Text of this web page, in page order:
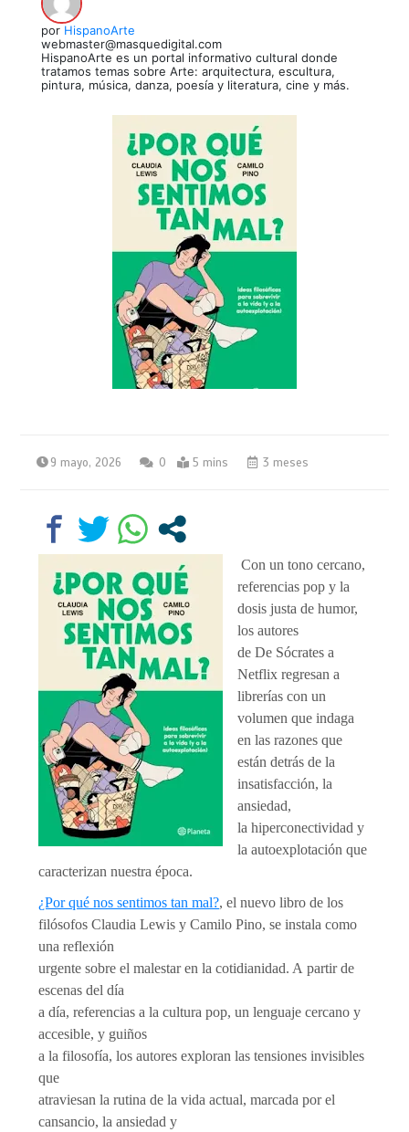
por HispanoArte
webmaster@masquedigital.com
HispanoArte es un portal informativo cultural donde
tratamos temas sobre Arte: arquitectura, escultura,
pintura, música, danza, poesía y literatura, cine y más.
9 mayo, 2026 0 5 mins 3 meses
Con un tono cercano,
referencias pop y la
dosis justa de humor,
los autores
de De Sócrates a
Netflix regresan a
librerías con un
volumen que indaga
en las razones que
están detrás de la
insatisfacción, la
ansiedad,
la hiperconectividad y
la autoexplotación que
caracterizan nuestra época.
¿Por qué nos sentimos tan mal?, el nuevo libro de los
filósofos Claudia Lewis y Camilo Pino, se instala como
una reflexión
urgente sobre el malestar en la cotidianidad. A partir de
escenas del día
a día, referencias a la cultura pop, un lenguaje cercano y
accesible, y guiños
a la filosofía, los autores exploran las tensiones invisibles
que
atraviesan la rutina de la vida actual, marcada por el
cansancio, la ansiedad y